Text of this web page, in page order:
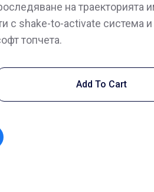
на траекторията
с shake-to-activate система
топчета.
Add To Cart